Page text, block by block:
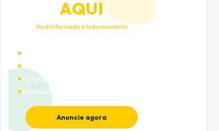
AQUI
Você informado a todo momento
Cobertura nacional
Múltiplas categorias
Visibilidade premium
Anuncie agora